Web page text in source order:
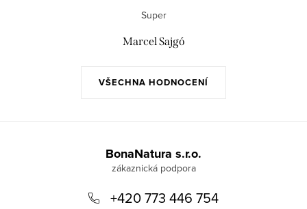
VŠECHNA HODNOCENÍ
Super
Marcel Sajgó
BonaNatura s.r.o.
+420 773 446 754